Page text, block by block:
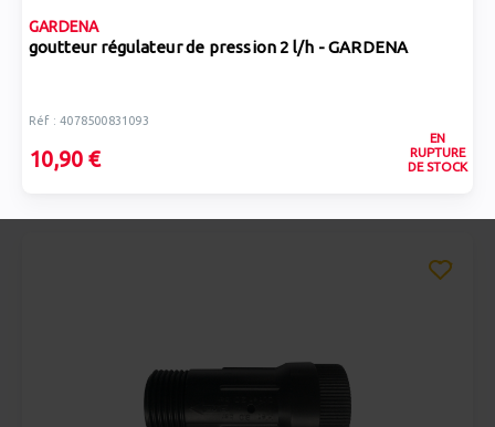
GARDENA
goutteur régulateur de pression 2 l/h - GARDENA
Réf : 4078500831093
10,90 €
EN
RUPTURE
DE STOCK